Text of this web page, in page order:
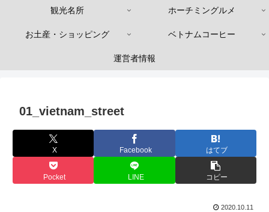
観光名所 ホーチミングルメ
お土産・ショッピング ベトナムコーヒー
運営者情報
01_vietnam_street
X Facebook はてブ
Pocket LINE コピー
2020.10.11